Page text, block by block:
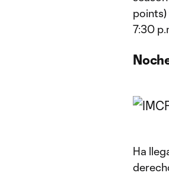
points)
7:30
Ha